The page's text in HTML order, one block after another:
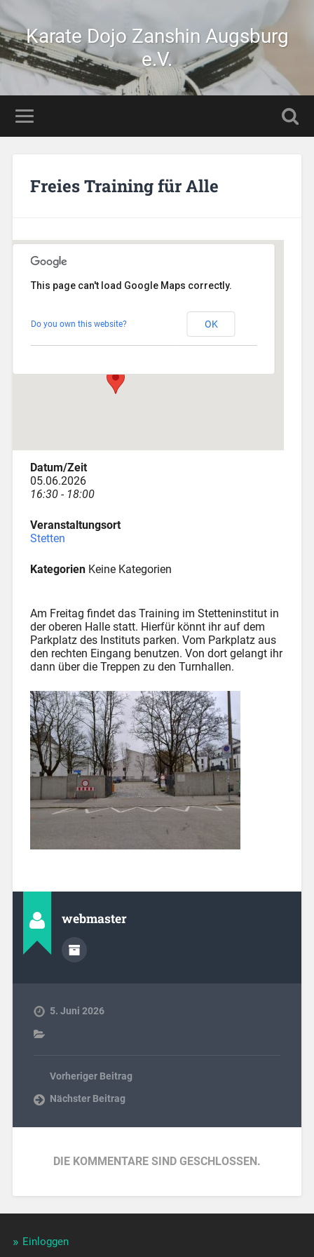
Karate Dojo Zanshin Augsburg
e.V.
Freies Training für Alle
Veranstaltungen
This page can't load Google Maps correctly.
Do you own this website? OK
Datum/Zeit
05.06.2026
16:30 - 18:00
Veranstaltungsort
Stetten
KategorienKeine Kategorien
Am Freitag findet das Training im Stetteninstitut in
der oberen Halle statt. Hierfür könnt ihr auf dem
Parkplatz des Instituts parken. Vom Parkplatz aus
den rechten Eingang benutzen. Von dort gelangt ihr
dann über die Treppen zu den Turnhallen.
webmaster
5. Juni 2026
Vorheriger Beitrag
Nächster Beitrag
DIE KOMMENTARE SIND GESCHLOSSEN.
Einloggen